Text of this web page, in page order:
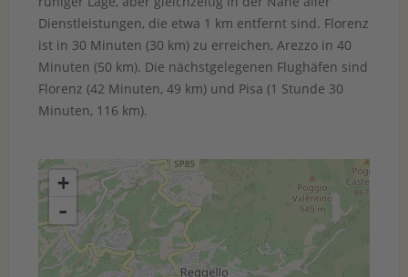
Dienstleistungen, die etwa 1 km entfernt sind. Florenz
ist in 30 Minuten (30 km) zu erreichen, Arezzo in 40
Minuten (50 km). Die nächstgelegenen Flughäfen sind
Florenz (42 Minuten, 49 km) und Pisa (1 Stunde 30
Minuten, 116 km).
+
-